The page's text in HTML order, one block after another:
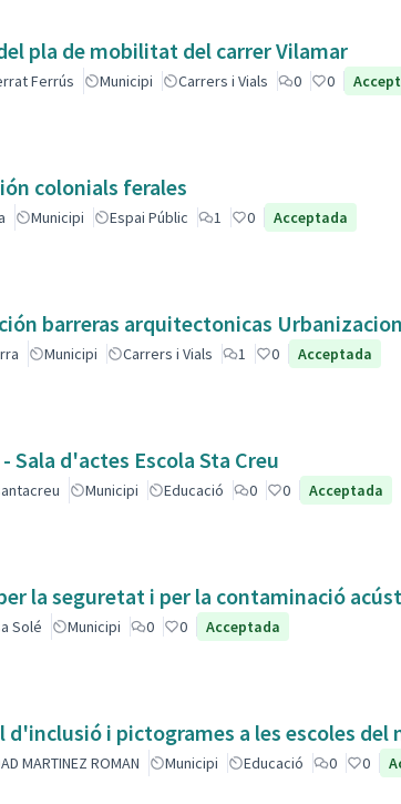
pla de mobilitat del carrer Vilamar
Ferrús Municipi Carrers i Vials 0 0
colonials ferales
Municipi Espai Públic 1 0 Acceptada
barreras arquitectonicas
Municipi Carrers i Vials 1 0 Acceptada
Sala d'actes Escola Sta Creu
Municipi Educació 0 0 Acceptada
la seguretat i per la contaminació
Solé Municipi 0 0 Acceptada
d'inclusió i pictogrames a les escoles del
MARTINEZ ROMAN Municipi Educació 0 0